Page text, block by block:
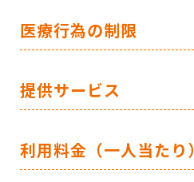
医療行為の制限
提供サービス
利用料金（一人当たり）